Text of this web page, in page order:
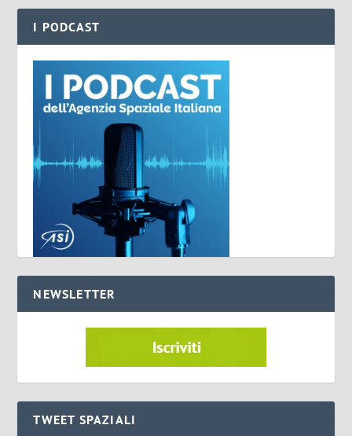
I PODCAST
NEWSLETTER
TWEET SPAZIALI